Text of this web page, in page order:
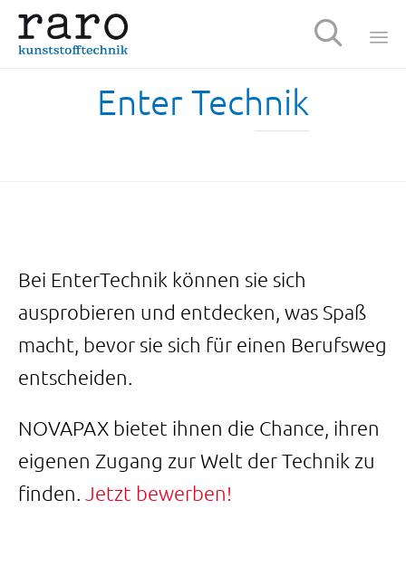

Enter Technik
Bei EnterTechnik können sie sich
ausprobieren und entdecken, was Spaß
macht, bevor sie sich für einen Berufsweg
entscheiden.
NOVAPAX bietet ihnen die Chance, ihren
eigenen Zugang zur Welt der Technik zu
finden. Jetzt bewerben!